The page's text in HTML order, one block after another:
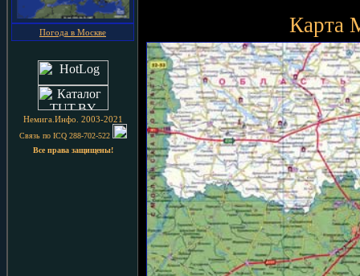
Погода в Москве
Немига.Инфо. 2003-2021
Связь по ICQ 288-702-522
Все права защищены!
Карта